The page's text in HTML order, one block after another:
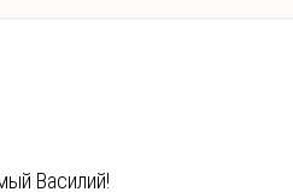
Василий!